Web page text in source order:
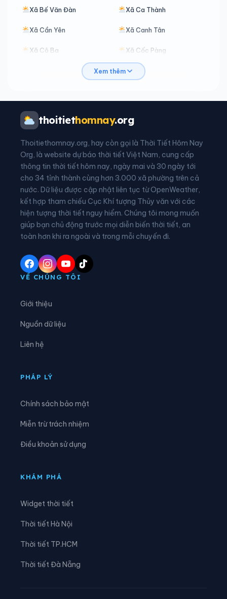
Xã Bế Văn Đàn Xã Ca Thành
Xã Cần Yên Xã Canh Tân
Xã Cô Ba Xã Cốc Pàng
Xã Đình Phong
Xã Đông Khê
Xã Hạ Lang
Xã Hạnh Phúc Xã Hòa An
Xã Hưng Đạo Xã Huy Giáp
Xã Khánh Xuân Xã Kim Đồng
Xã Lũng Nặm Xã Lý Bôn
Xã Lý Quốc Xã Minh Khai
Xã Minh Tâm
Xã Nam Tuấn
Xã Tam Kim
Xã Vinh Quý
Xem thêm
thoitiethomnay.org
Thoitiethomnay.org, hay còn gọi là Thời Tiết Hôm Nay
Org, là website dự báo thời tiết Việt Nam, cung cấp
thông tin thời tiết hôm nay, ngày mai và 30 ngày tới
cho 34 tỉnh thành cùng hơn 3.000 xã phường trên cả
nước. Dữ liệu được cập nhật liên tục từ OpenWeather,
kết hợp tham chiếu Cục Khí tượng Thủy văn với các
hiện tượng thời tiết nguy hiểm. Chúng tôi mong muốn
giúp bạn chủ động trước mọi diễn biến thời tiết, an
toàn hơn khi ra ngoài và trong mỗi chuyến đi.
VỀ CHÚNG TÔI
Giới thiệu
Nguồn dữ liệu
Liên hệ
PHÁP LÝ
Chính sách bảo mật
Miễn trừ trách nhiệm
Điều khoản sử dụng
KHÁM PHÁ
Widget thời tiết
Thời tiết Hà Nội
Thời tiết TP.HCM
Thời tiết Đà Nẵng